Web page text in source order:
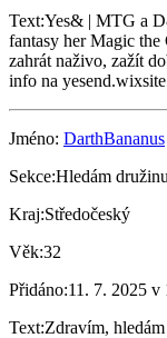
Text:Yes& | MTG a
fantasy her Magic
zahrát naživo, zažít
info na
Jméno: DarthBananus
Sekce:Hledám družinu
Kraj:Středočeský
Věk:32
Přidáno:11. 7. 2025 v
Text:Zdravím,